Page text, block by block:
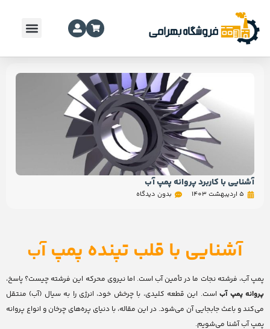
آشنایی با کاربرد پروانه پمپ آب
5 اردیبهشت 1403 بدون دیدگاه
آشنایی با قلب تپنده پمپ آب
پمپ آب، فرشته نجات ما در تأمین آب است. اما نیروی محرکه این فرشته چیست؟ پاسخ،
پروانه پمپ آباست. این قطعه کلیدی، با چرخش خود، انرژی را به سیال (آب) منتقل
می‌کند و باعث جابجایی آن می‌شود. در این مقاله، با دنیای پره‌های چرخان و انواع پروانه
پمپ آب آشنا می‌شویم.